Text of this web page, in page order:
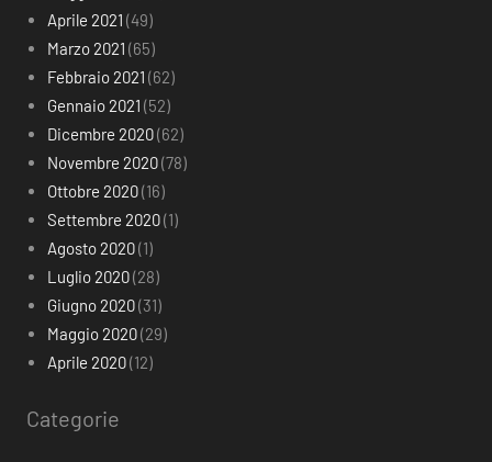
Aprile 2021 (49)
Marzo 2021 (65)
Febbraio 2021 (62)
Gennaio 2021 (52)
Dicembre 2020(62)
Novembre 2020(78)
Ottobre 2020(16)
Settembre 2020(1)
Agosto 2020(1)
Luglio 2020(28)
Giugno 2020(31)
Maggio 2020(29)
Aprile 2020(12)
Categorie